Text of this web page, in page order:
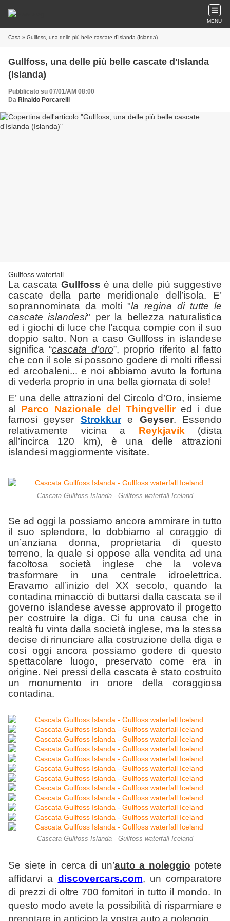
MENU
Casa » Gullfoss, una delle più belle cascate d'Islanda (Islanda)
Gullfoss, una delle più belle cascate d'Islanda
(Islanda)
Pubblicato su 07/01/AM 08:00
Da Rinaldo Porcarelli
Gullfoss waterfall
La cascata Gullfoss è una delle più suggestive
cascate della parte meridionale dell’isola. E’
soprannominata da molti "la regina di tutte le
cascate islandesi" per la bellezza naturalistica
ed i giochi di luce che l’acqua compie con il suo
doppio salto. Non a caso Gullfoss in islandese
significa “cascata d’oro”, proprio riferito al fatto
che con il sole si possono godere di molti riflessi
ed arcobaleni... e noi abbiamo avuto la fortuna
di vederla proprio in una bella giornata di sole!
E’ una delle attrazioni del Circolo d’Oro, insieme
al Parco Nazionale del Thingvellir ed i due
famosi geyser Strokkure Geyser. Essendo
relativamente vicina a Reykjavík
(dista
all’incirca 120 km), è una delle attrazioni
islandesi maggiormente visitate.
Cascata Gullfoss Islanda - Gullfoss waterfall Iceland
Se ad oggi la possiamo ancora ammirare in tutto
il suo splendore, lo dobbiamo al coraggio di
un’anziana donna, proprietaria di questo
terreno, la quale si oppose alla vendita ad una
facoltosa società inglese che la voleva
trasformare in una centrale idroelettrica.
Eravamo all’inizio del XX secolo, quando la
contadina minacciò di buttarsi dalla cascata se il
governo islandese avesse approvato il progetto
per costruire la diga. Ci fu una causa che in
realtà fu vinta dalla società inglese, ma la stessa
decise di rinunciare alla costruzione della diga e
così oggi ancora possiamo godere di questo
spettacolare luogo, preservato come era in
origine. Nei pressi della cascata è stato costruito
un monumento in onore della coraggiosa
contadina.
Cascata Gullfoss Islanda - Gullfoss waterfall Iceland
Se siete in cerca di un’auto a noleggio potete
affidarvi a discovercars.com, un comparatore
di prezzi di oltre 700 fornitori in tutto il mondo. In
questo modo avete la possibilità di risparmiare e
prenotare in anticipo la vostra auto a noleggio.